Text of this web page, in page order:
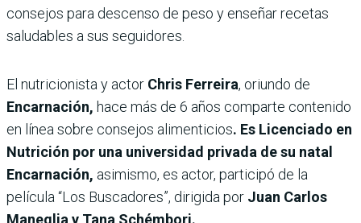
consejos para descenso de peso y enseñar recetas
saludables a sus seguidores.
El nutricionista y actor Chris Ferreira, oriundo de
Encarnación, hace más de 6 años comparte contenido
en línea sobre consejos alimenticios. Es Licenciado en
Nutrición por una universidad privada de su natal
Encarnación, asimismo, es actor, participó de la
película “Los Buscadores”, dirigida por Juan Carlos
Maneglia y Tana Schémbori.